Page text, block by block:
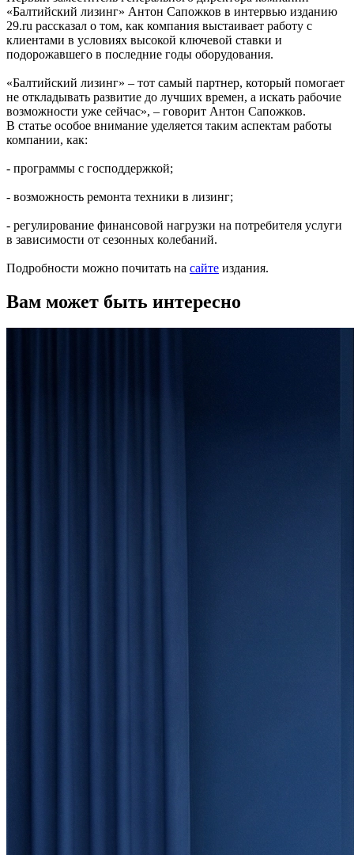
«Балтийский лизинг» Антон Сапожков в интервью изданию
29.ru рассказал о том, как компания выстаивает работу с
клиентами в условиях высокой ключевой ставки и
подорожавшего в последние годы оборудования.
«Балтийский лизинг» – тот самый партнер, который помогает
не откладывать развитие до лучших времен, а искать рабочие
возможности уже сейчас», – говорит Антон Сапожков.
В статье особое внимание уделяется таким аспектам работы
компании, как:
- программы с господдержкой;
- возможность ремонта техники в лизинг;
- регулирование финансовой нагрузки на потребителя услуги
в зависимости от сезонных колебаний.
Подробности можно почитать на сайте издания.
Вам может быть интересно